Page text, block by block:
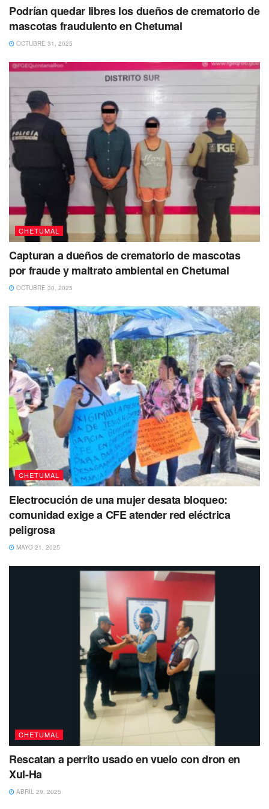
Según los datos que proporcionó la SESA
, en Cozumel
Puerto, 154,465; en Isla Mujeres 42,614; en Othón P.
Blanco, 485,968;mientras que en Benito Juárez,
1,709,453.
Además, en José María Morelos se aplicaron ya 78,391
vacunas;en Lázaro Cárdenas, 56,803; mientras que en
Solidaridad van 614,412; en Tulum se aplicaron 89,255;
en Bacalar, 64,920; mientras en Puerto Morelos, 52,150.
Se cuentan 119,054 recuperados de la enfermedad y
98 casos en estudio.
No dejes de Leer
Podrían quedar libres los dueños de crematorio de
mascotas fraudulento en Chetumal
OCTUBRE 31, 2025
CHETUMAL
Capturan a dueños de crematorio de mascotas
por fraude y maltrato ambiental en Chetumal
OCTUBRE 30, 2025
CHETUMAL
Electrocución de una mujer desata bloqueo:
comunidad exige a CFE atender red eléctrica
peligrosa
MAYO 21, 2025
CHETUMAL
Rescatan a perrito usado en vuelo con dron en
Xul-Ha
ABRIL 29, 2025